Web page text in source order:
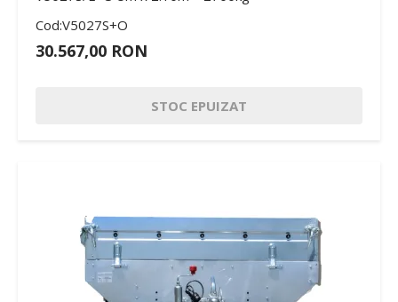
Cod:V5027S+O
30.567,00 RON
STOC EPUIZAT